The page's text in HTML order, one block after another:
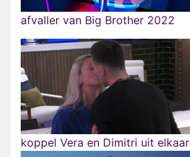
afvaller van Big Brother 2022
koppel Vera en Dimitri uit elkaar